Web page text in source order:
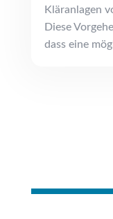
Kläranlagen
Diese
dass eine